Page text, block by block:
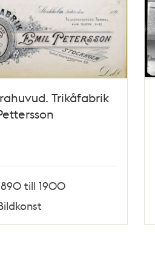
Trikåfabrik
till 1900